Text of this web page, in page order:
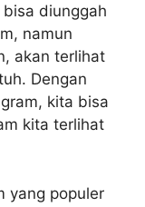
diunggah
namun
akan terlihat
Dengan
kita bisa
kita terlihat
yang populer